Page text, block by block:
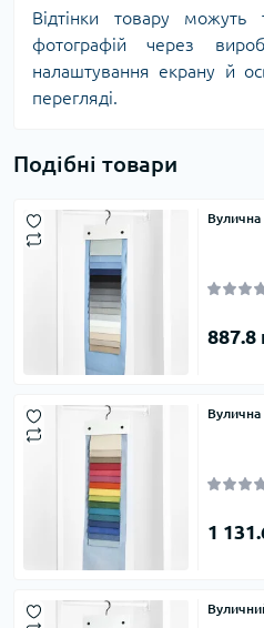
Відтінки товару можуть
фотографій через
налаштування екрану й
перегляді.
Подібні товари
Вулична
887.8
1